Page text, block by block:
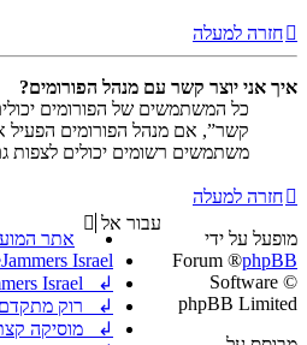
חזרה למעלה
איך אני יוצר קשר עם מנהל הפורומים?
כל המשתמשים של הפורומים
קשר”, אם מנהל הפורומים הפעיל
משתמשים רשומים יכולים לצפות
חזרה למעלה
עבור אל
אתר
Israel
↲ The Theatre of YtseJammers Israel
↲ רוק מתקדם
↲ מוסיקה
מופעל על ידי
phpBB
® Forum
Software ©
phpBB Limited